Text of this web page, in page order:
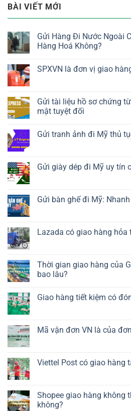
BÀI VIẾT MỚI
Gửi Hàng Đi Nước Ngoài
Hàng Hoá Không?
SPXVN là đơn vị giao
Gửi tài liệu hồ sơ chứng
mật tuyệt đối
Gửi tranh ảnh đi Mỹ thủ
Gửi giày dép đi Mỹ uy tín
Gửi bàn ghế đi Mỹ:
Lazada có giao hàng hỏa
Thời gian giao hàng của
bao lâu?
Giao hàng tiết kiệm có
Mã vận đơn VN là của
Viettel Post có giao hàng
Shopee giao hàng không
không?